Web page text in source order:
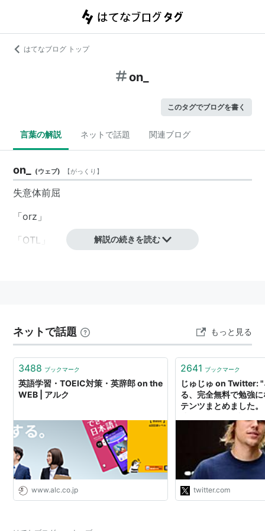
はてなブログ トップ
on_
このタグでブログを書く
言葉の解説 ネットで話題 関連ブログ
on_ (ウェブ) 【がっくり 】
失意体前屈
「orz」
「OTL」
解説の続きを読む
ネットで話題 もっと見る
3488 ブックマーク
英語学習・TOEIC対策・英辞郎 on the
WEB | アルク
www.alc.co.jp
2641 ブックマーク
じゅじゅ on Twitter:
る、完全無料で勉強
テンツまとめました
語、ファイナンス、
析、プログラミング
なにか勉強したいな
方はぜ… https://
twitter.com